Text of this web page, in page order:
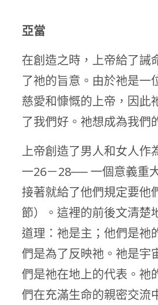
亞當
在創造之時，上帝給了誡
了祂的旨意。由於祂是一
慈愛和慷慨的上帝，因此
了我們好。祂想成為我們
上帝創造了男人和女人作
一26－28── 一個意義重
接著就給了他們規定要他
節）。這裡的前後文清楚
道理：祂是主；他們是祂
們是為了反映祂。祂是宇
們是祂在地上的代表。祂
們在充滿生命的親密交流